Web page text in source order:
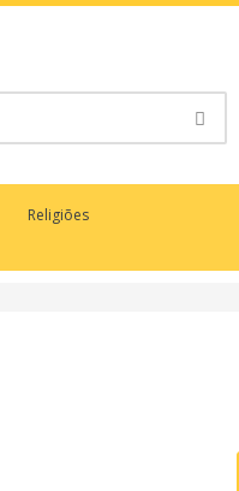
Religiões